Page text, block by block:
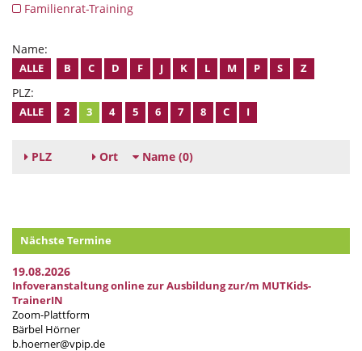
Familienrat-Training
Name:
ALLE B C D F J K L M P S Z
PLZ:
ALLE 2 3 4 5 6 7 8 C I
PLZ Ort Name (0)
Nächste Termine
19.08.2026
Infoveranstaltung online zur Ausbildung zur/m MUTKids-
TrainerIN
Zoom-Plattform
Bärbel Hörner
b.hoerner@vpip.de